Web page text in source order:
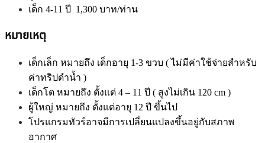
เด็ก 4-11 ปี 1,300 บาท/ท่าน
หมายเหตุ
เด็กเล็ก หมายถึง เด็กอายุ 1-3 ขวบ ( ไม่มีค่าใช้จ่ายสำหรับ
ค่าทริปดำน้ำ )
เด็กโต หมายถึง ตั้งแต่ 4 – 11 ปี ( สูงไม่เกิน 120 cm )
ผู้ใหญ่ หมายถึง ตั้งแต่อายุ 12 ปี ขึ้นไป
โปรแกรมทัวร์อาจมีการเปลี่ยนแปลงขึ้นอยู่กับสภาพ
อากาศ